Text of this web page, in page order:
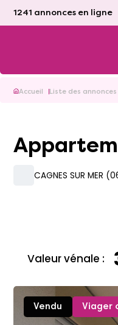
1241 annonces en ligne
Accueil Liste des
CAGNES SUR MER
Valeur vénale :
Vendu Viager